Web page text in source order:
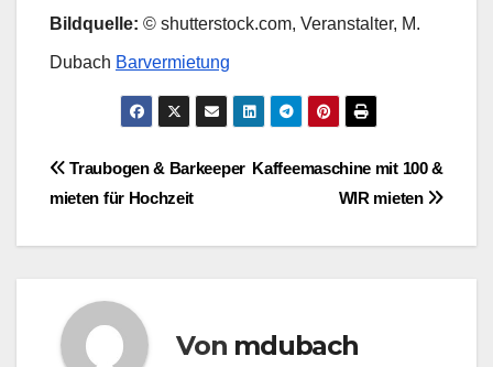
Bildquelle: © shutterstock.com, Veranstalter, M.
Dubach Barvermietung
Beitragsnavigation
Kaffeemaschine mit 100 &
WIR mieten
Traubogen & Barkeeper
mieten für Hochzeit
Von mdubach